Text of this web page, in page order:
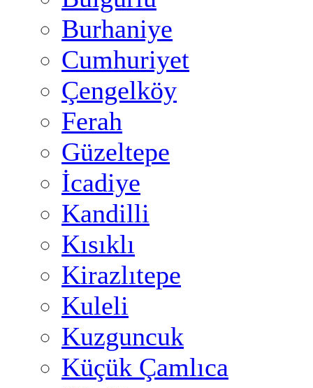
Burhaniye
Cumhuriyet
Çengelköy
Ferah
Güzeltepe
İcadiye
Kandilli
Kısıklı
Kirazlıtepe
Kuleli
Kuzguncuk
Küçük Çamlıca